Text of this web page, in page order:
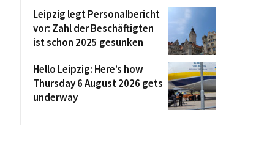
Leipzig legt Personalbericht
vor: Zahl der Beschäftigten
ist schon 2025 gesunken
Hello Leipzig: Here’s how
Thursday 6 August 2026 gets
underway